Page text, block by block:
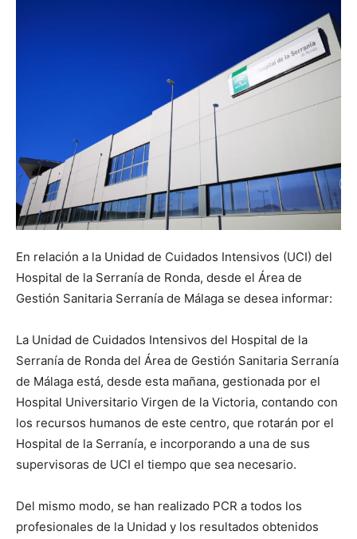
En relación a la Unidad de Cuidados Intensivos (UCI) del
Hospital de la Serranía de Ronda, desde el Área de
Gestión Sanitaria Serranía de Málaga se desea informar:
La Unidad de Cuidados Intensivos del Hospital de la
Serranía de Ronda del Área de Gestión Sanitaria Serranía
de Málaga está, desde esta mañana, gestionada por el
Hospital Universitario Virgen de la Victoria, contando con
los recursos humanos de este centro, que rotarán por el
Hospital de la Serranía, e incorporando a una de sus
supervisoras de UCI el tiempo que sea necesario.
Del mismo modo, se han realizado PCR a todos los
profesionales de la Unidad y los resultados obtenidos